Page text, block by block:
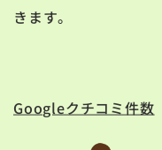
きます。
Googleクチコミ件数